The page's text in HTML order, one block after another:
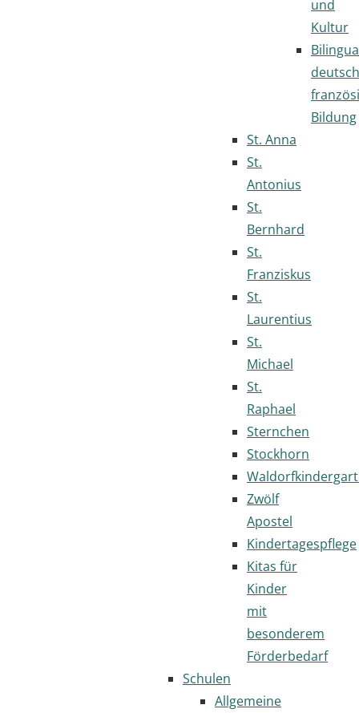
und
Kultur
deutsch
Bildung
St. Anna
St.
Antonius
St.
Bernhard
St.
Franziskus
St.
Laurentius
St.
Michael
St.
Raphael
Sternchen
Stockhorn
Zwölf
Apostel
Kindertagespflege
Kitas für
Kinder
mit
besonderem
Förderbedarf
Schulen
Allgemeine